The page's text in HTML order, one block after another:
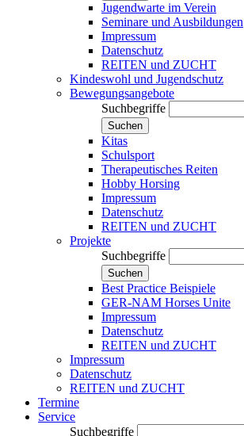
Jugendwarte im Verein
Seminare und Ausbildungen
Impressum
Datenschutz
REITEN und ZUCHT
Kindeswohl und Jugendschutz
Bewegungsangebote
Suchbegriffe
Suchen
Kitas
Schulsport
Therapeutisches Reiten
Hobby Horsing
Impressum
Datenschutz
REITEN und ZUCHT
Projekte
Suchbegriffe
Suchen
Best Practice Beispiele
GER-NAM Horses Unite
Impressum
Datenschutz
REITEN und ZUCHT
Impressum
Datenschutz
REITEN und ZUCHT
Termine
Service
Suchbegriffe